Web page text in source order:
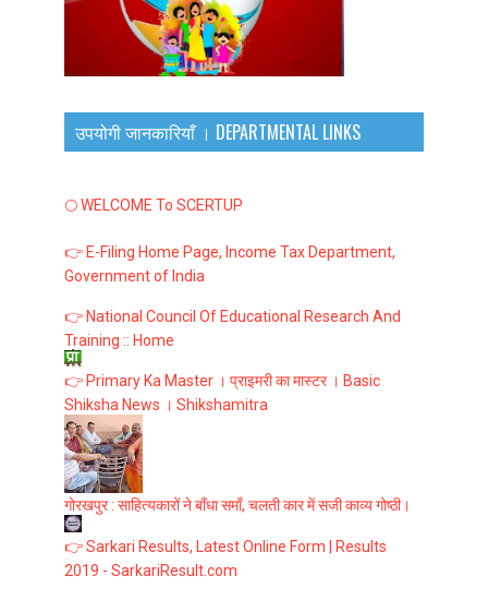
उपयोगी जानकारियाँ । DEPARTMENTAL LINKS
🌕 WELCOME To SCERTUP
👉 E-Filing Home Page, Income Tax Department,
Government of India
👉 National Council Of Educational Research And
Training :: Home
👉 Primary Ka Master । प्राइमरी का मास्टर । Basic
Shiksha News । Shikshamitra
गोरखपुर : साहित्यकारों ने बाँधा समाँ, चलती कार में सजी काव्य गोष्ठी।
👉 Sarkari Results, Latest Online Form | Results
2019 - SarkariResult.com